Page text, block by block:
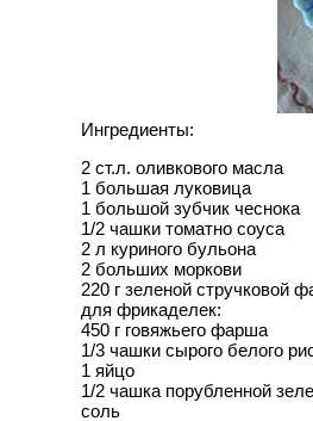
Ингредиенты:
2 ст.л. оливкового масла
1 большая луковица
1 большой зубчик чеснока
1/2 чашки томатно соуса
2 л куриного бульона
2 больших моркови
220 г зеленой стручковой
для фрикаделек:
450 г говяжьего фарша
1/3 чашки сырого белого
1 яйцо
1/2 чашка порубленной
соль